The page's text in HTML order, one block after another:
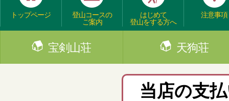
トップページ
登山コースの
ご案内
はじめて
登山をする方へ
注意事項
宝剣山荘 天狗荘
当店の支